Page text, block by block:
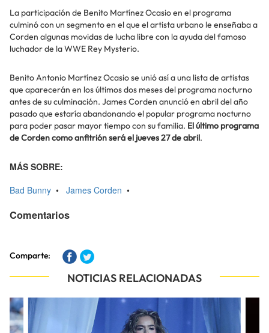
La participación de Benito Martínez Ocasio en el programa
culminó con un segmento en el que el artista urbano le enseñaba a
Corden algunas movidas de lucha libre con la ayuda del famoso
luchador de la WWE Rey Mysterio.
Benito Antonio Martínez Ocasio se unió así a una lista de artistas
que aparecerán en los últimos dos meses del programa nocturno
antes de su culminación. James Corden anunció en abril del año
pasado que estaría abandonando el popular programa nocturno
para poder pasar mayor tiempo con su familia. El último programa
de Corden como anfitrión será el jueves 27 de abril.
MÁS SOBRE:
Bad Bunny • James Corden •
Comentarios
Comparte:
NOTICIAS RELACIONADAS